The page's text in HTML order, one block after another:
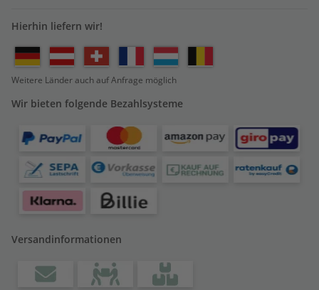
Hierhin liefern wir!
Weitere Länder auch auf Anfrage möglich
Wir bieten folgende Bezahlsysteme
Versandinformationen